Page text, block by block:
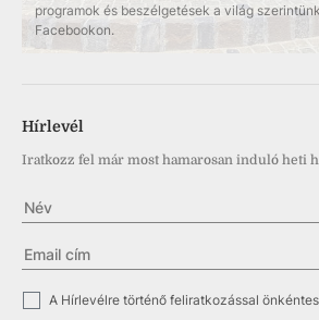
programok és beszélgetések a világ
Facebookon.
Hírlevél
Iratkozz fel már most hamarosan induló heti
✓
A Hírlevélre történő feliratkozással